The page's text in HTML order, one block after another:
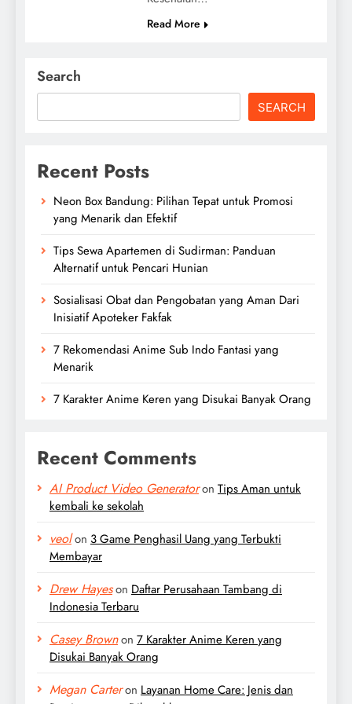
Read More
Search
SEARCH
Recent Posts
Neon Box Bandung: Pilihan Tepat untuk Promosi
yang Menarik dan Efektif
Tips Sewa Apartemen di Sudirman: Panduan
Alternatif untuk Pencari Hunian
Sosialisasi Obat dan Pengobatan yang Aman Dari
Inisiatif Apoteker Fakfak
7 Rekomendasi Anime Sub Indo Fantasi yang
Menarik
7 Karakter Anime Keren yang Disukai Banyak Orang
Recent Comments
AI Product Video Generatoron Tips Aman untuk
kembali ke sekolah
veolon 3 Game Penghasil Uang yang Terbukti
Membayar
Drew Hayeson Daftar Perusahaan Tambang di
Indonesia Terbaru
Casey Brownon 7 Karakter Anime Keren yang
Disukai Banyak Orang
Megan Carteron Layanan Home Care: Jenis dan